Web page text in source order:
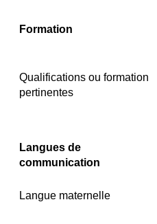
Formation
Qualifications ou formation
pertinentes
Langues de
communication
Langue maternelle